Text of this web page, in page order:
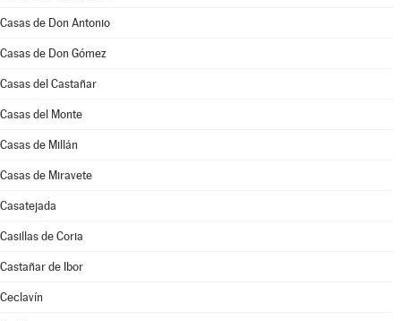
Casas de Don Antonio
Casas de Don Gómez
Casas del Castañar
Casas del Monte
Casas de Millán
Casas de Miravete
Casatejada
Casillas de Coria
Castañar de Ibor
Ceclavín